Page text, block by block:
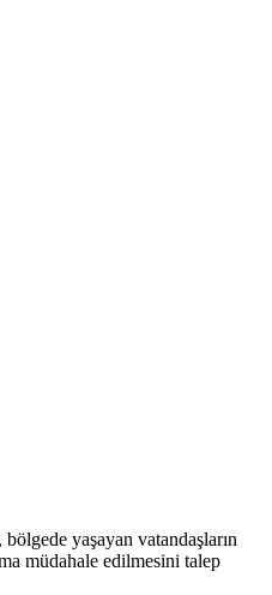
yaşayan vatandaşların
müdahale edilmesini talep